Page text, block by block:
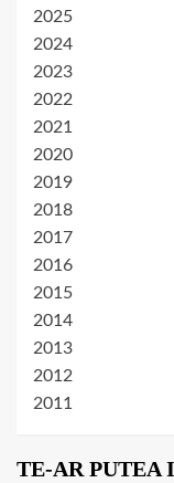
2025
2024
2023
2022
2021
2020
2019
2018
2017
2016
2015
2014
2013
2012
2011
TE-AR PUTEA